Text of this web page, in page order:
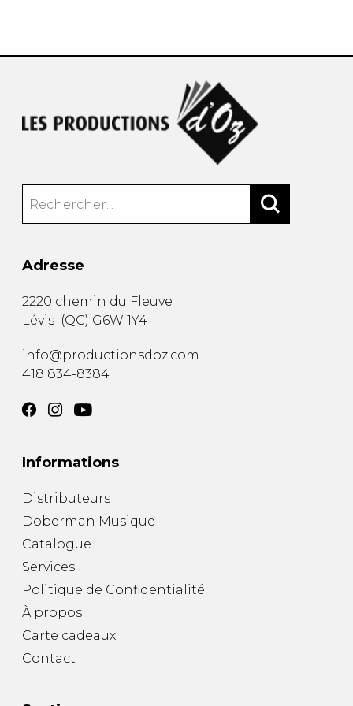
Adresse
2220 chemin du Fleuve
Lévis (QC) G6W 1Y4
info@productionsdoz.com
418 834-8384
Informations
Distributeurs
Doberman Musique
Catalogue
Services
Politique de Confidentialité
À propos
Carte cadeaux
Contact